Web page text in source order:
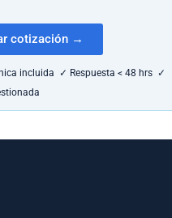
cotización →
incluida ✓ Respuesta < 48 hrs ✓